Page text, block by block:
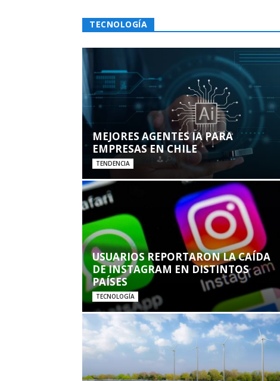
TECNOLOGÍA
MEJORES AGENTES IA PARA
EMPRESAS EN CHILE
TENDENCIA
USUARIOS REPORTARON LA CAÍDA
DE INSTAGRAM EN DISTINTOS
PAÍSES
TECNOLOGÍA